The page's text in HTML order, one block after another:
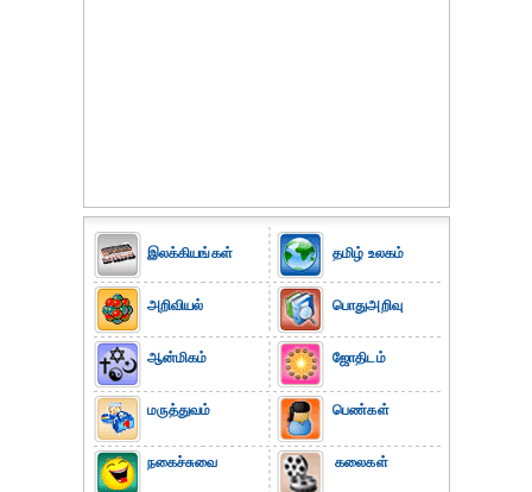
இலக்கியங்கள்
அறிவியல்
ஆன்மிகம்
மருத்துவம்
நகைச்சுவை
தமிழ் உலகம்
பொதுஅறிவு
ஜோதிடம்
பெண்கள்
கலைகள்